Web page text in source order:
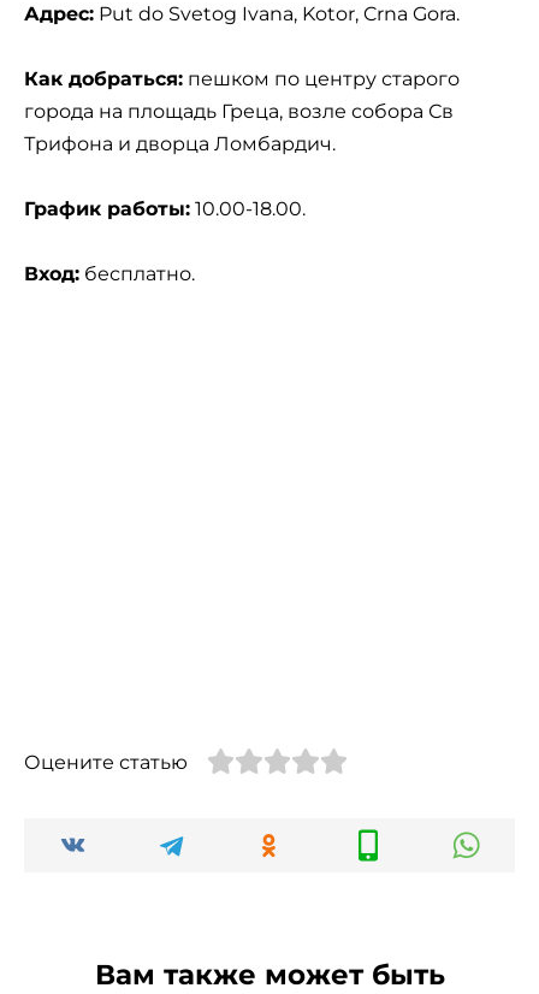
Адрес: Put do Svetog Ivana, Kotor, Crna Gora.
Как добраться: пешком по центру старого
города на площадь Греца, возле собора Св
Трифона и дворца Ломбардич.
График работы: 10.00-18.00.
Вход: бесплатно.
Оцените статью
Вам также может быть